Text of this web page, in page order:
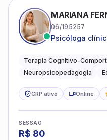
MARIANA
06/195257
Psicóloga
do
Terapia Cognitivo-
Neuropsicopedagogia
CRP ativo Online
SESSÃO
R$ 80